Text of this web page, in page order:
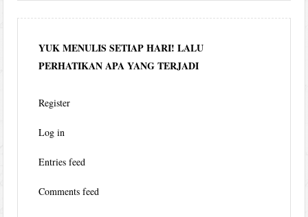
YUK MENULIS SETIAP HARI! LALU
PERHATIKAN APA YANG TERJADI
Register
Log in
Entries feed
Comments feed